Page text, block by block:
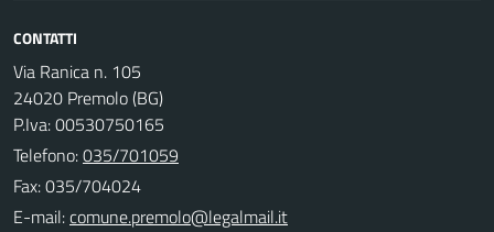
CONTATTI
Via Ranica n. 105
24020 Premolo (BG)
P.Iva: 00530750165
Telefono:035/701059
Fax: 035/704024
E-mail: